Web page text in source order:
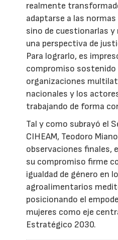
realmente
adaptarse a las
sino de cuestionarlas y
una perspectiva de
Para lograrlo, es
compromiso sostenido
organizaciones
nacionales y los
trabajando de forma
Tal y como subrayó el
CIHEAM, Teodoro
observaciones finales,
su compromiso firme
igualdad de género en
agroalimentarios
posicionando el
mujeres como eje
Estratégico 2030.